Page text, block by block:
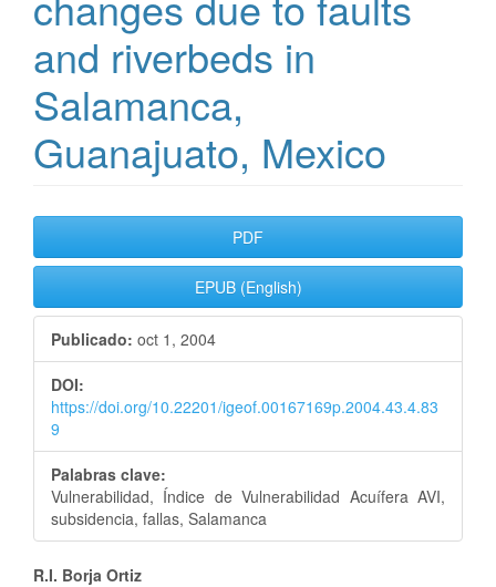
and riverbeds in
Salamanca,
Guanajuato, Mexico
Barra
lateral
del
artículo
PDF
EPUB (English)
Publicado: oct 1, 2004
DOI:
https://doi.org/10.22201/igeof.00167169p.2004.43.4.83
9
Palabras clave:
Vulnerabilidad, Índice de Vulnerabilidad Acuífera AVI,
subsidencia, fallas, Salamanca
R.I. Borja Ortiz